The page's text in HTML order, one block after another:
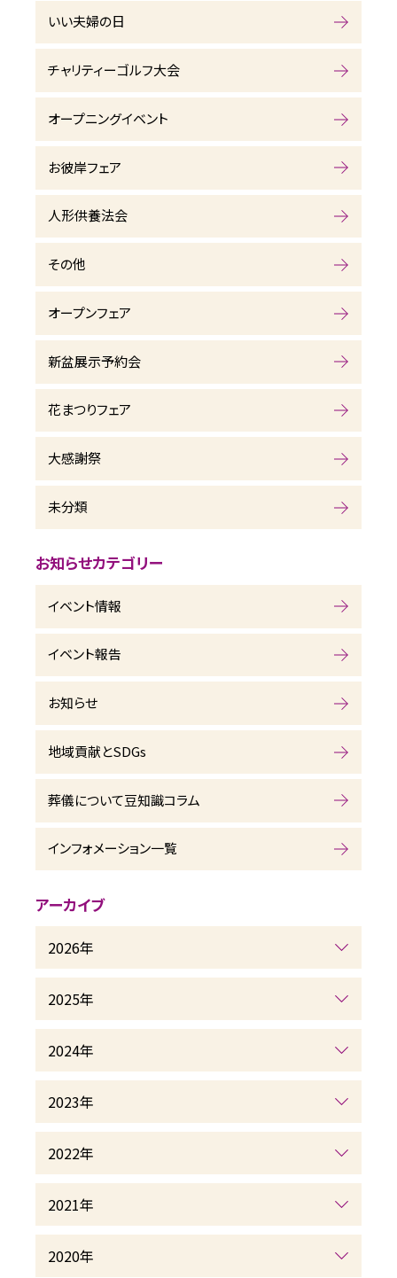
いい夫婦の日
チャリティーゴルフ大会
オープニングイベント
お彼岸フェア
人形供養法会
その他
オープンフェア
新盆展示予約会
花まつりフェア
大感謝祭
未分類
お知らせカテゴリー
イベント情報
イベント報告
お知らせ
地域貢献とSDGs
葬儀について豆知識コラム
インフォメーション一覧
アーカイブ
2026年
2025年
2024年
2023年
2022年
2021年
2020年